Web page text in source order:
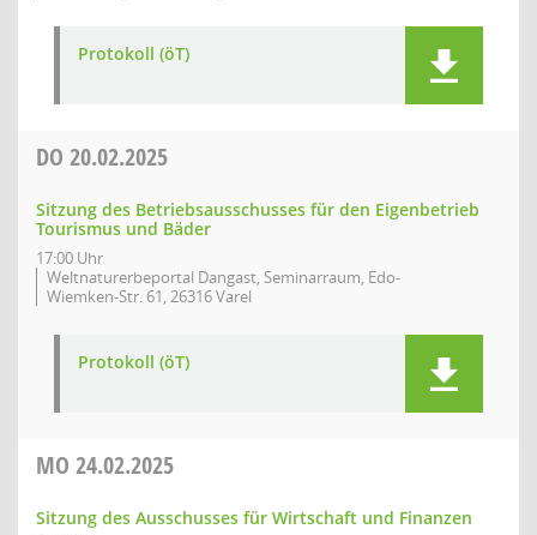
Protokoll (öT)
DO 20.02.2025
Sitzung des Betriebsausschusses für den Eigenbetrieb
Tourismus und Bäder
17:00 Uhr
Weltnaturerbeportal Dangast, Seminarraum, Edo-
Wiemken-Str. 61, 26316 Varel
Protokoll (öT)
MO 24.02.2025
Sitzung des Ausschusses für Wirtschaft und Finanzen